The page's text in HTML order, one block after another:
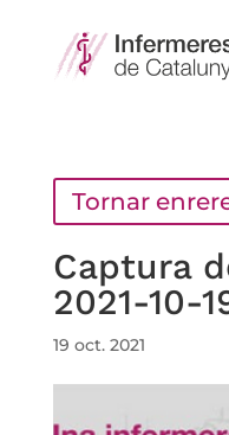
Tornar
Captura
2021-10-
19 oct. 2021